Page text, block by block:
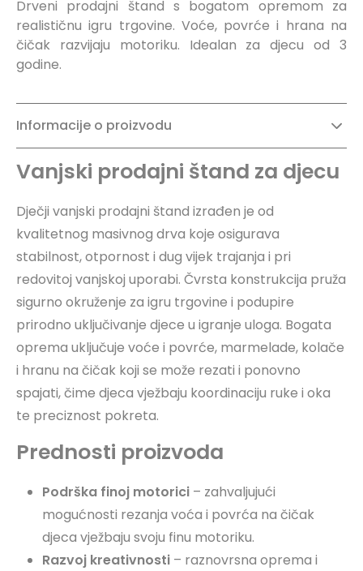
Drveni prodajni štand s bogatom opremom za
realističnu igru trgovine. Voće, povrće i hrana na
čičak razvijaju motoriku. Idealan za djecu od 3
godine.
Informacije o proizvodu
Vanjski prodajni štand za djecu
Dječji vanjski prodajni štand izrađen je od
kvalitetnog masivnog drva koje osigurava
stabilnost, otpornost i dug vijek trajanja i pri
redovitoj vanjskoj uporabi. Čvrsta konstrukcija pruža
sigurno okruženje za igru trgovine i podupire
prirodno uključivanje djece u igranje uloga. Bogata
oprema uključuje voće i povrće, marmelade, kolače
i hranu na čičak koji se može rezati i ponovno
spajati, čime djeca vježbaju koordinaciju ruke i oka
te preciznost pokreta.
Prednosti proizvoda
Podrška finoj motorici – zahvaljujući
mogućnosti rezanja voća i povrća na čičak
djeca vježbaju svoju finu motoriku.
Razvoj kreativnosti – raznovrsna oprema i